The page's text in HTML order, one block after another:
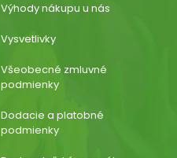
Výhody nákupu u nás
Vysvetlivky
Všeobecné zmluvné
podmienky
Dodacie a platobné
podmienky